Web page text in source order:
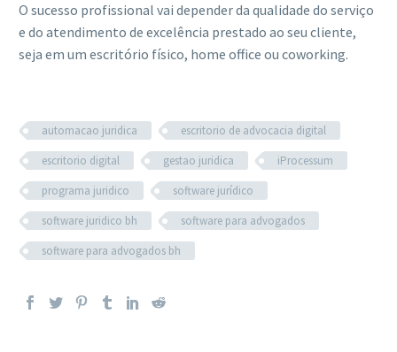
O sucesso profissional vai depender da qualidade do serviço
e do atendimento de excelência prestado ao seu cliente,
seja em um escritório físico, home office ou coworking.
automacao juridica
escritorio de advocacia digital
escritorio digital
gestao juridica
iProcessum
programa juridico
software jurídico
software juridico bh
software para advogados
software para advogados bh